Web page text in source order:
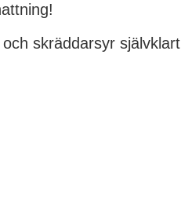
skräddarsyr självklart